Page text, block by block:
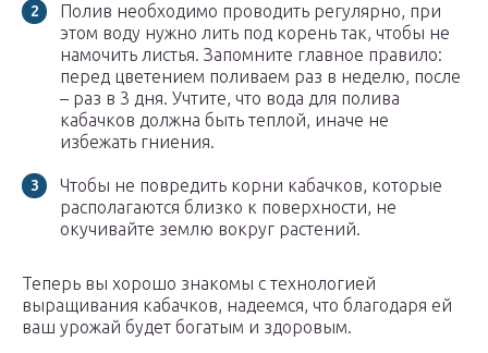
Полив необходимо проводить регулярно, при
этом воду нужно лить под корень так, чтобы не
намочить листья. Запомните главное правило:
перед цветением поливаем раз в неделю, после
– раз в 3 дня. Учтите, что вода для полива
кабачков должна быть теплой, иначе не
избежать гниения.
Чтобы не повредить корни кабачков, которые
располагаются близко к поверхности, не
окучивайте землю вокруг растений.
Теперь вы хорошо знакомы с технологией
выращивания кабачков, надеемся, что благодаря ей
ваш урожай будет богатым и здоровым.